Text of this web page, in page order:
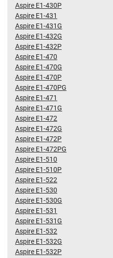
Aspire E1-430P
Aspire E1-431
Aspire E1-431G
Aspire E1-432G
Aspire E1-432P
Aspire E1-470
Aspire E1-470G
Aspire E1-470P
Aspire E1-470PG
Aspire E1-471
Aspire E1-471G
Aspire E1-472
Aspire E1-472G
Aspire E1-472P
Aspire E1-472PG
Aspire E1-510
Aspire E1-510P
Aspire E1-522
Aspire E1-530
Aspire E1-530G
Aspire E1-531
Aspire E1-531G
Aspire E1-532
Aspire E1-532G
Aspire E1-532P